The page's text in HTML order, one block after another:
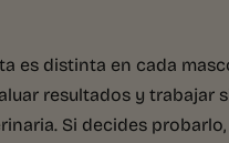
es distinta en cada
resultados y trabajar
Si decides